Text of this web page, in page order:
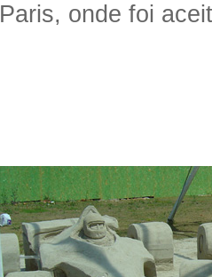
Paris, onde foi